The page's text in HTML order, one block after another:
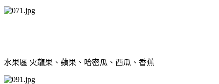
水果區 火龍果、蘋果、哈密瓜、西瓜、香蕉